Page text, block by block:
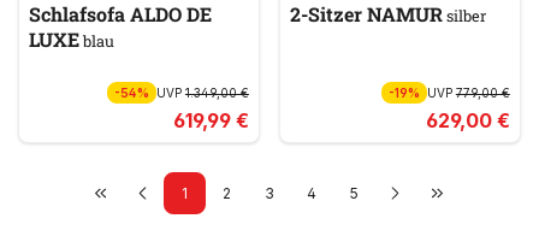
Schlafsofa ALDO DE
LUXEblau
-54% UVP 1.349,00 €
619,99 €
2-Sitzer NAMURsilber
-19% UVP779,00 €
629,00 €
1 2 3 4 5